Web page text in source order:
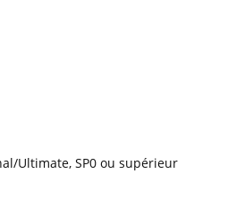
Ultimate, SP0 ou supérieur